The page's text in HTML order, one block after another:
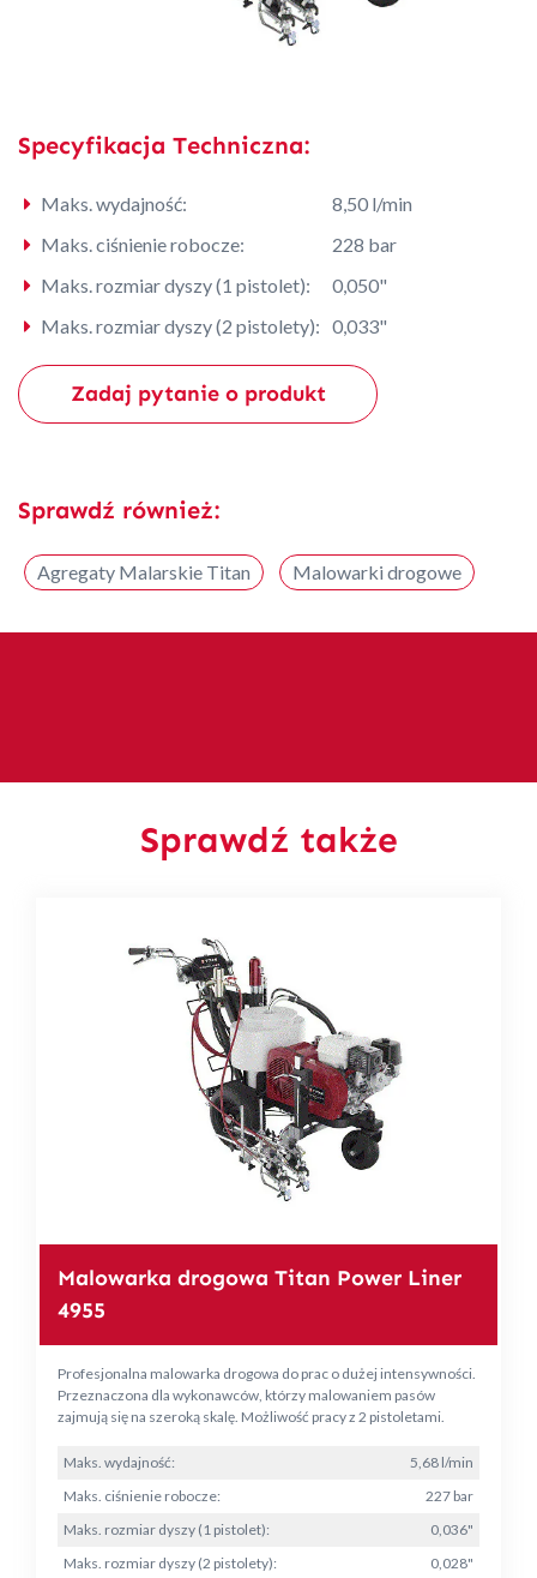
Specyfikacja Techniczna:
Maks. wydajność:
8,50 l/min
Maks. ciśnienie robocze:
228 bar
Maks. rozmiar dyszy (1 pistolet):
0,050"
Maks. rozmiar dyszy (2 pistolety): 0,033"
Zadaj pytanie o produkt
Sprawdź również:
Agregaty Malarskie Titan Malowarki drogowe
Sprawdź także
Malowarka drogowa Titan Power Liner
4955
Profesjonalna malowarka drogowa do prac o dużej intensywności.
Przeznaczona dla wykonawców, którzy malowaniem pasów
zajmują się na szeroką skalę. Możliwość pracy z 2 pistoletami.
Maks. wydajność:
5,68 l/min
Maks. ciśnienie robocze:
227 bar
Maks. rozmiar dyszy (1 pistolet):
0,036"
Maks. rozmiar dyszy (2 pistolety):
0,028"